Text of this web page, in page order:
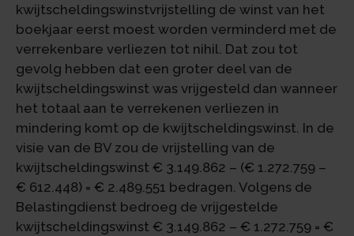
kwijtscheldingswinstvrijstelling de winst van het
boekjaar eerst moest worden verminderd met de
verrekenbare verliezen tot nihil. Dat zou tot
gevolg hebben dat een groter deel van de
kwijtscheldingswinst was vrijgesteld dan wanneer
het totaal aan te verrekenen verliezen in
mindering komt op de kwijtscheldingswinst. In de
visie van de BV zou de vrijstelling van de
kwijtscheldingswinst € 3.149.862 – (€ 1.272.759 –
€ 612.448) = € 2.489.551 bedragen. Volgens de
Belastingdienst bedroeg de vrijgestelde
kwijtscheldingswinst € 3.149.862 – € 1.272.759 = €